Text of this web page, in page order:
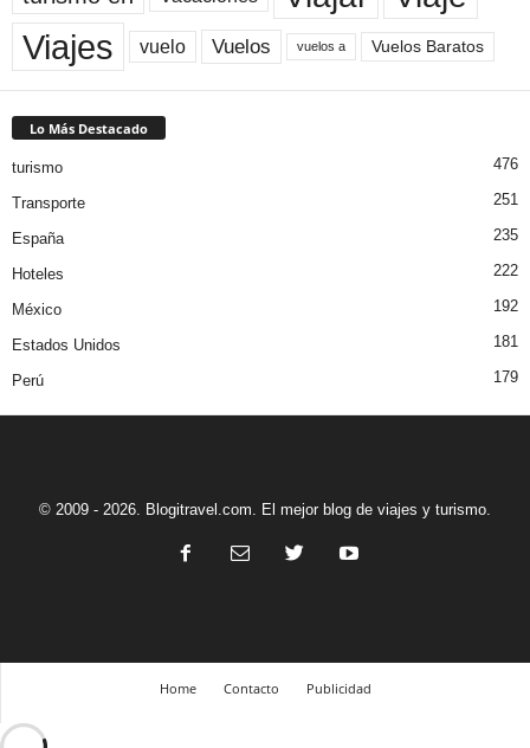
Viajes vuelo Vuelos vuelos a Vuelos Baratos
Lo Más Destacado
turismo 476
Transporte 251
España 235
Hoteles 222
México 192
Estados Unidos 181
Perú 179
© 2009 - 2026. Blogitravel.com. El mejor blog de viajes y turismo.
Home Contacto Publicidad